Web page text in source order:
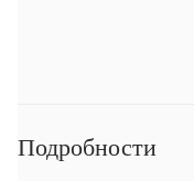
Календарь
Подробности